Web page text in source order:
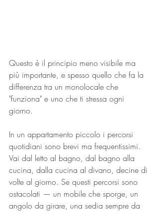
Questo è il principio meno visibile ma
più importante, e spesso quello che fa la
differenza tra un monolocale che
"funziona" e uno che ti stressa ogni
giorno.
In un appartamento piccolo i percorsi
quotidiani sono brevi ma frequentissimi.
Vai dal letto al bagno, dal bagno alla
cucina, dalla cucina al divano, decine di
volte al giorno. Se questi percorsi sono
ostacolati — un mobile che sporge, un
angolo da girare, una sedia sempre da